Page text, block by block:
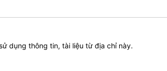
dụng thông tin, tài liệu từ địa chỉ này.